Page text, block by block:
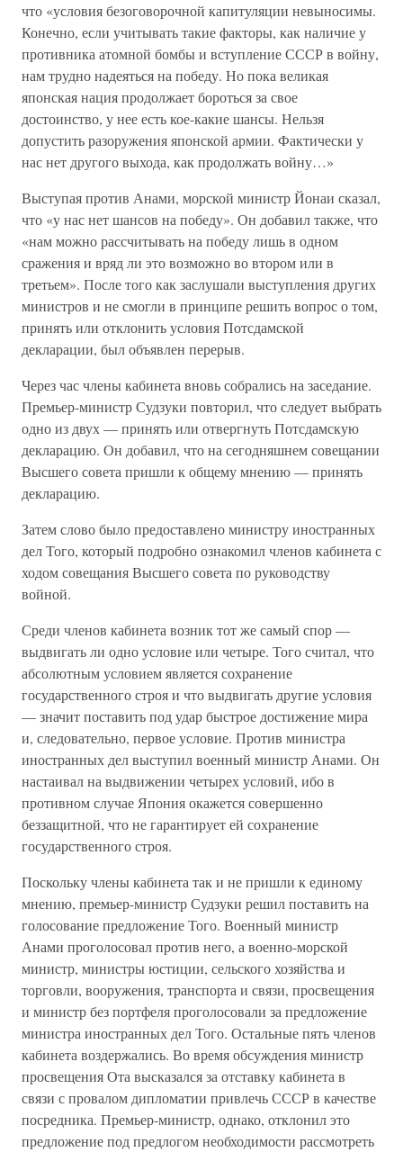
что «условия безоговорочной капитуляции невыносимы.
Конечно, если учитывать такие факторы, как наличие у
противника атомной бомбы и вступление СССР в войну,
нам трудно надеяться на победу. Но пока великая
японская нация продолжает бороться за свое
достоинство, у нее есть кое-какие шансы. Нельзя
допустить разоружения японской армии. Фактически у
нас нет другого выхода, как продолжать войну…»
Выступая против Анами, морской министр Йонаи сказал,
что «у нас нет шансов на победу». Он добавил также, что
«нам можно рассчитывать на победу лишь в одном
сражения и вряд ли это возможно во втором или в
третьем». После того как заслушали выступления других
министров и не смогли в принципе решить вопрос о том,
принять или отклонить условия Потсдамской
декларации, был объявлен перерыв.
Через час члены кабинета вновь собрались на заседание.
Премьер-министр Судзуки повторил, что следует выбрать
одно из двух — принять или отвергнуть Потсдамскую
декларацию. Он добавил, что на сегодняшнем совещании
Высшего совета пришли к общему мнению — принять
декларацию.
Затем слово было предоставлено министру иностранных
дел Того, который подробно ознакомил членов кабинета с
ходом совещания Высшего совета по руководству
войной.
Среди членов кабинета возник тот же самый спор —
выдвигать ли одно условие или четыре. Того считал, что
абсолютным условием является сохранение
государственного строя и что выдвигать другие условия
— значит поставить под удар быстрое достижение мира
и, следовательно, первое условие. Против министра
иностранных дел выступил военный министр Анами. Он
настаивал на выдвижении четырех условий, ибо в
противном случае Япония окажется совершенно
беззащитной, что не гарантирует ей сохранение
государственного строя.
Поскольку члены кабинета так и не пришли к единому
мнению, премьер-министр Судзуки решил поставить на
голосование предложение Того. Военный министр
Анами проголосовал против него, а военно-морской
министр, министры юстиции, сельского хозяйства и
торговли, вооружения, транспорта и связи, просвещения
и министр без портфеля проголосовали за предложение
министра иностранных дел Того. Остальные пять членов
кабинета воздержались. Во время обсуждения министр
просвещения Ота высказался за отставку кабинета в
связи с провалом дипломатии привлечь СССР в качестве
посредника. Премьер-министр, однако, отклонил это
предложение под предлогом необходимости рассмотреть